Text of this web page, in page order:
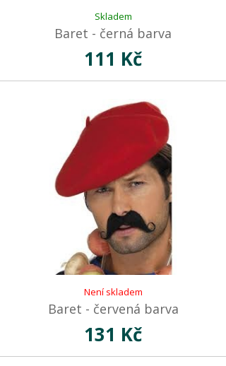
Skladem
Baret - černá barva
111 Kč
Není skladem
Baret - červená barva
131 Kč